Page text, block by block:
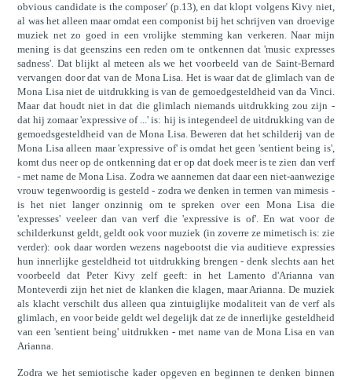
obvious candidate is the composer' (p.13), en dat klopt volgens Kivy niet,
al was het alleen maar omdat een componist bij het schrijven van droevige
muziek net zo goed in een vrolijke stemming kan verkeren. Naar mijn
mening is dat geenszins een reden om te ontkennen dat 'music expresses
sadness'. Dat blijkt al meteen als we het voorbeeld van de Saint-Bernard
vervangen door dat van de Mona Lisa. Het is waar dat de glimlach van de
Mona Lisa niet de uitdrukking is van de gemoedgesteldheid van da Vinci.
Maar dat houdt niet in dat die glimlach niemands uitdrukking zou zijn -
dat hij zomaar 'expressive of ...' is: hij is integendeel de uitdrukking van de
gemoedsgesteldheid van de Mona Lisa. Beweren dat het schilderij van de
Mona Lisa alleen maar 'expressive of' is omdat het geen 'sentient being is',
komt dus neer op de ontkenning dat er op dat doek meer is te zien dan verf
- met name de Mona Lisa. Zodra we aannemen dat daar een niet-aanwezige
vrouw tegenwoordig is gesteld - zodra we denken in termen van mimesis -
is het niet langer onzinnig om te spreken over een Mona Lisa die
'expresses' veeleer dan van verf die 'expressive is of'. En wat voor de
schilderkunst geldt, geldt ook voor muziek (in zoverre ze mimetisch is: zie
verder): ook daar worden wezens nagebootst die via auditieve expressies
hun innerlijke gesteldheid tot uitdrukking brengen - denk slechts aan het
voorbeeld dat Peter Kivy zelf geeft: in het Lamento d'Arianna van
Monteverdi zijn het niet de klanken die klagen, maar Arianna. De muziek
als klacht verschilt dus alleen qua zintuiglijke modaliteit van de verf als
glimlach, en voor beide geldt wel degelijk dat ze de innerlijke gesteldheid
van een 'sentient being' uitdrukken - met name van de Mona Lisa en van
Arianna.
Zodra we het semiotische kader opgeven en beginnen te denken binnen